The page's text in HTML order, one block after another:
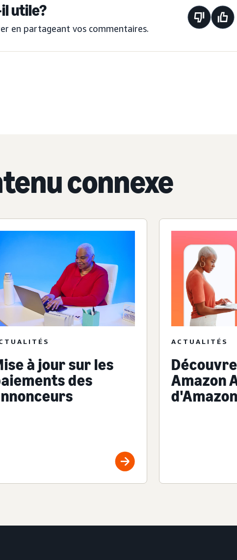
utile?
en partageant vos commentaires.
connexe
à jour sur les
des
ACTUALITÉS
Amazon